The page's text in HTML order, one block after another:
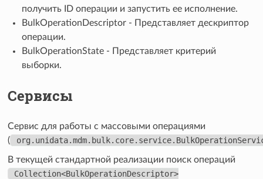
получить ID операции и запустить ее исполнение.
BulkOperationDescriptor - Представляет дескриптор
операции.
BulkOperationState - Представляет критерий
выборки.
Сервисы
Сервис для работы с массовыми операциями
(
В текущей стандартной реализации поиск операций
Collection<BulkOperationDescriptor>